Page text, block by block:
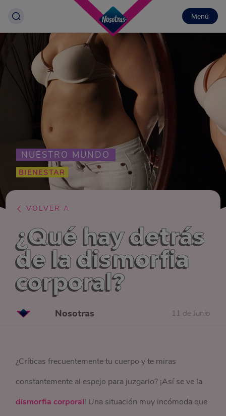
Menú
NUESTRO MUNDO
BIENESTAR
VOLVER A
¿Qué hay detrás
de la dismorfia
corporal?
Nosotras 11 de Junio
¿Críticas frecuentemente tu cuerpo y te miras
constantemente al espejo para juzgarlo? ¡Así se ve la
dismorfia corporal! Una situación muy incómoda que